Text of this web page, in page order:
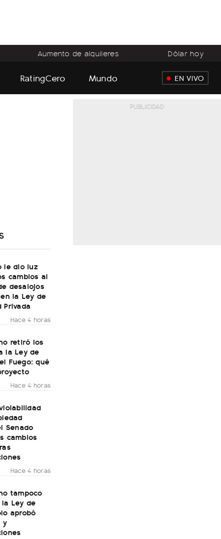
Aumento de alquileres Dólar hoy
RatingCero Mundo EN VIVO
le dio luz
cambios al
desalojos
la Ley de
Privada
Hace 4 horas
retiró los
la Ley de
Fuego: qué
Hace 4 horas
Senado
cambios
Hace 4 horas
tampoco
Ley de
aprobó
y